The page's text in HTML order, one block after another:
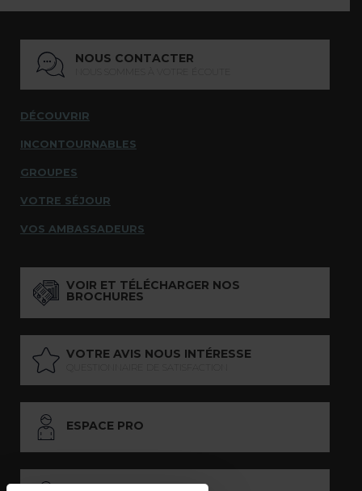
NOUS CONTACTER
DÉCOUVRIR
INCONTOURNABLES
GROUPES
VOTRE SÉJOUR
VOS AMBASSADEURS
VOIR ET TÉLÉCHARGER NOS
BROCHURES
VOTRE AVIS NOUS INTÉRESSE
ESPACE PRO